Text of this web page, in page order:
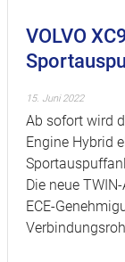
VOLVO
15. Juni 2022
Ab sofort wird
Engine Hybrid
Die neue
ECE-